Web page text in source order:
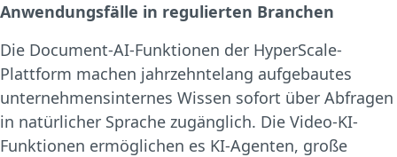
Anwendungsfälle in regulierten Branchen
Die Document-AI-Funktionen der HyperScale-
Plattform machen jahrzehntelang aufgebautes
unternehmensinternes Wissen sofort über Abfragen
in natürlicher Sprache zugänglich. Die Video-KI-
Funktionen ermöglichen es KI-Agenten, große